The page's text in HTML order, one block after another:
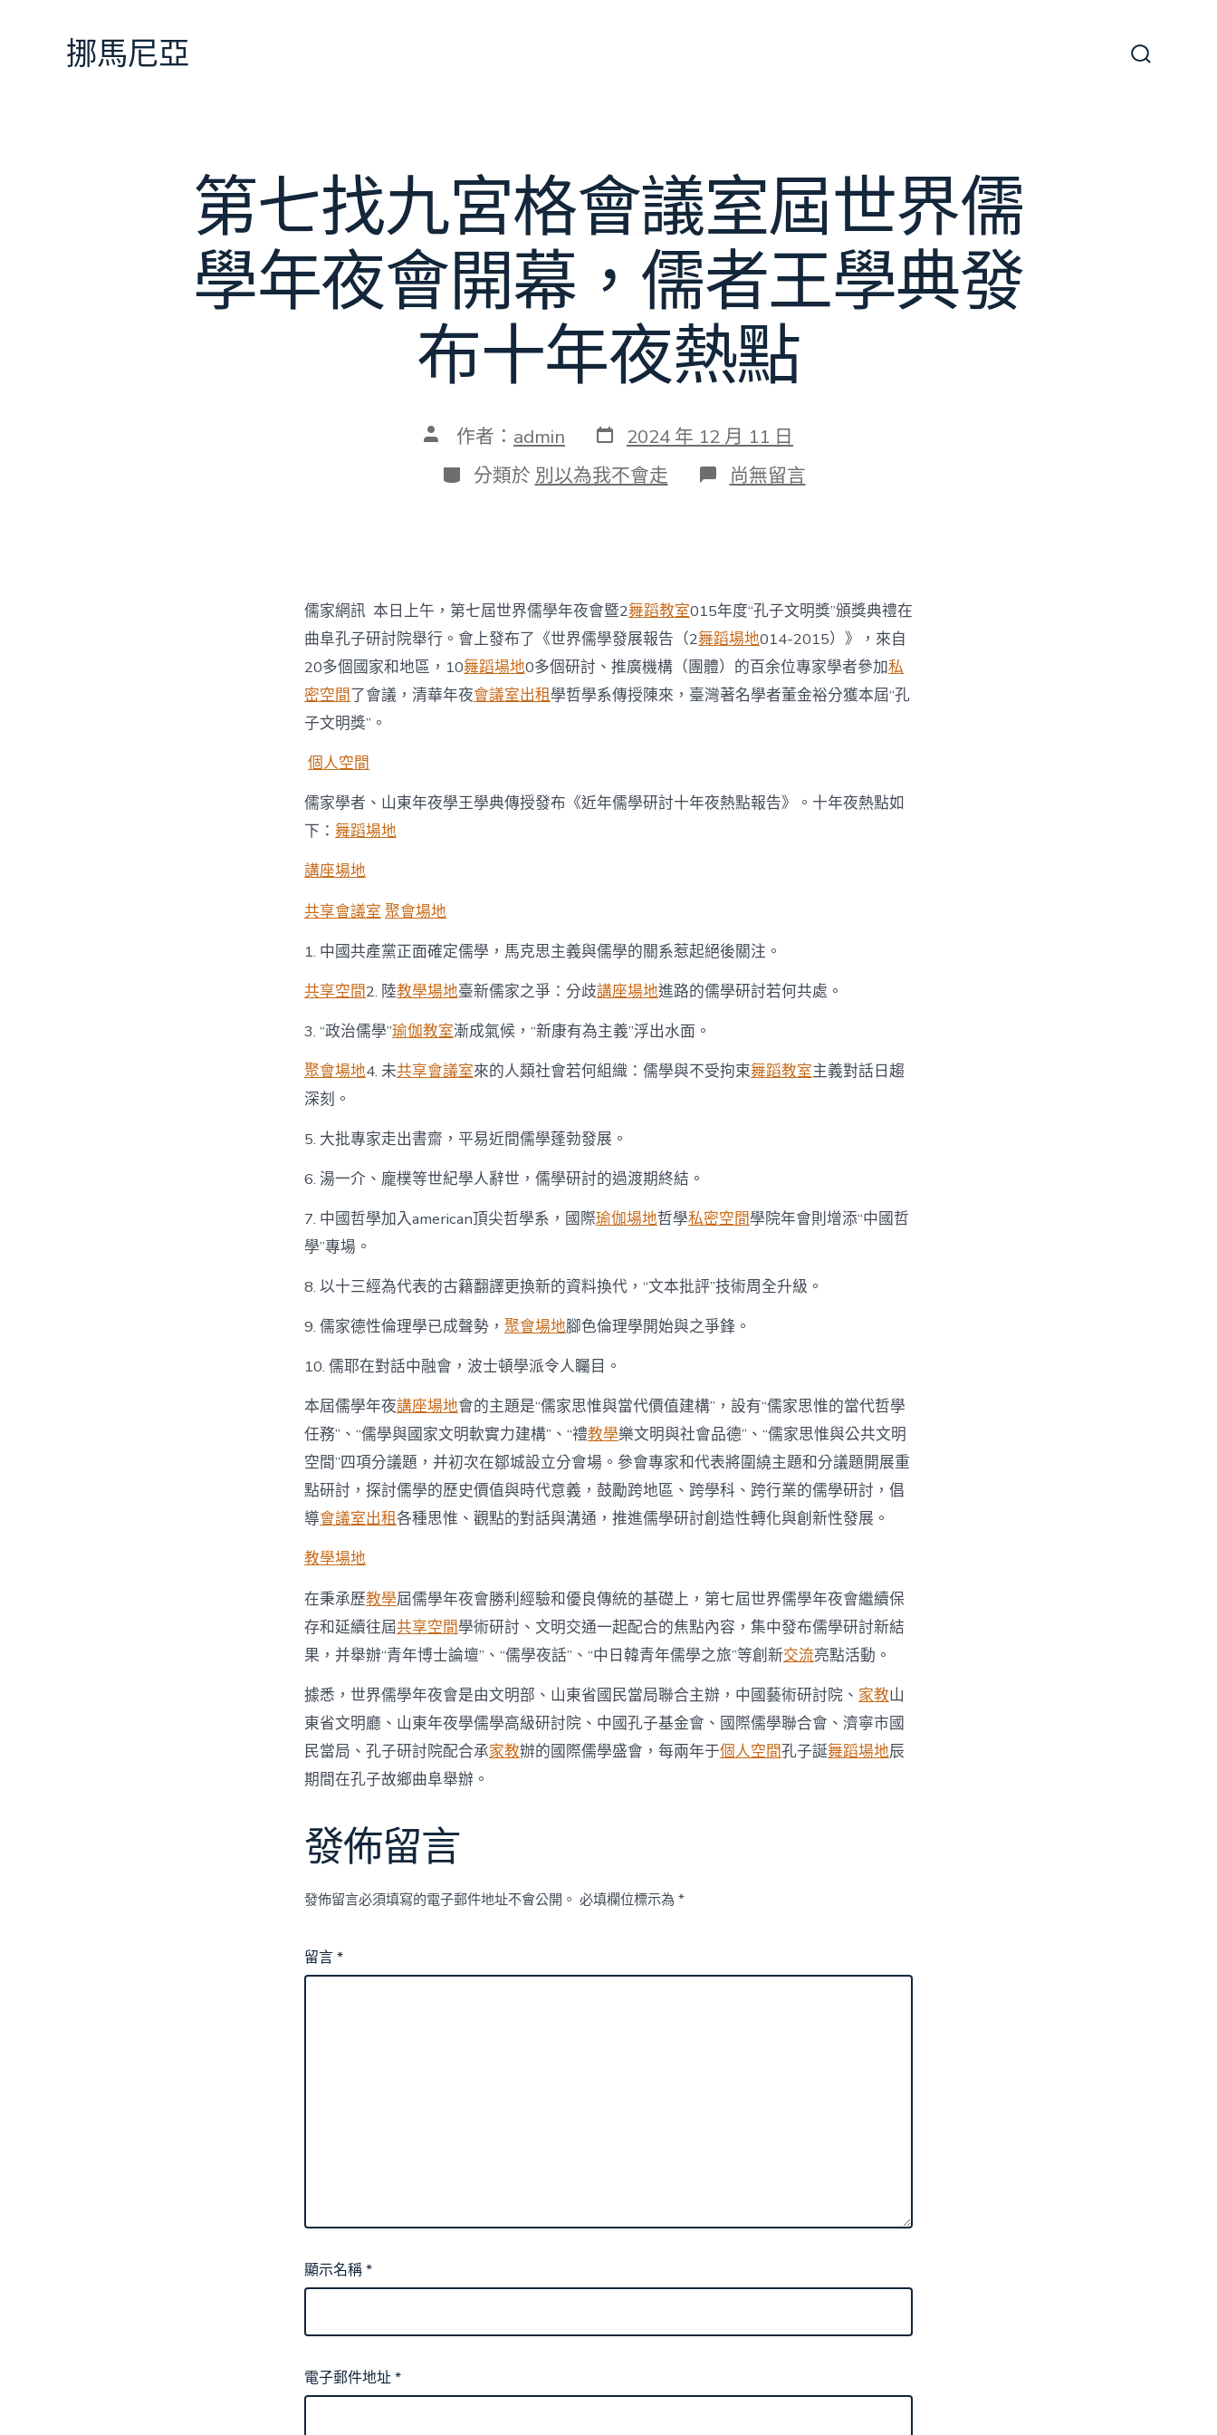
挪馬尼亞
第七找九宮格會議室屆世界儒
學年夜會開幕，儒者王學典發
布十年夜熱點
文 作者： admin 發
表
日
期
2024 年 12 月 11 日
分
類
分類於 別以為我不會走 在
〈第
會
議
室
屆
世
界
儒
開
幕，
布
十
年
夜
尚無留言
儒家網訊 本日上午，第七屆世界儒學年夜會暨2舞蹈教室015年度“孔子文明獎”頒獎典禮在
曲阜孔子研討院舉行。會上發布了《世界儒學發展報告（2舞蹈場地014-2015）》，來自
20多個國家和地區，10舞蹈場地0多個研討、推廣機構（團體）的百余位專家學者參加私
密空間了會議，清華年夜會議室出租學哲學系傳授陳來，臺灣著名學者董金裕分獲本屆“孔
子文明獎”。
個人空間
儒家學者、山東年夜學王學典傳授發布《近年儒學研討十年夜熱點報告》。十年夜熱點如
下： 舞蹈場地
講座場地
共享會議室 聚會場地
1. 中國共產黨正面確定儒學，馬克思主義與儒學的關系惹起絕後關注。
共享空間2. 陸教學場地臺新儒家之爭：分歧講座場地進路的儒學研討若何共處。
3. “政治儒學”瑜伽教室漸成氣候，“新康有為主義”浮出水面。
聚會場地4. 未共享會議室來的人類社會若何組織：儒學與不受拘束舞蹈教室主義對話日趨
深刻。
5. 大批專家走出書齋，平易近間儒學蓬勃發展。
6. 湯一介、龐樸等世紀學人辭世，儒學研討的過渡期終結。
7. 中國哲學加入american頂尖哲學系，國際瑜伽場地哲學私密空間學院年會則增添“中國哲
學”專場。
8. 以十三經為代表的古籍翻譯更換新的資料換代，“文本批評”技術周全升級。
9. 儒家德性倫理學已成聲勢， 聚會場地腳色倫理學開始與之爭鋒。
10. 儒耶在對話中融會，波士頓學派令人矚目。
本屆儒學年夜講座場地會的主題是“儒家思惟與當代價值建構”，設有“儒家思惟的當代哲學
任務”、“儒學與國家文明軟實力建構”、“禮教學樂文明與社會品德”、“儒家思惟與公共文明
空間”四項分議題，并初次在鄒城設立分會場。參會專家和代表將圍繞主題和分議題開展重
點研討，探討儒學的歷史價值與時代意義，鼓勵跨地區、跨學科、跨行業的儒學研討，倡
導會議室出租各種思惟、觀點的對話與溝通，推進儒學研討創造性轉化與創新性發展。
教學場地
在秉承歷教學屆儒學年夜會勝利經驗和優良傳統的基礎上，第七屆世界儒學年夜會繼續保
存和延續往屆共享空間學術研討、文明交通一起配合的焦點內容，集中發布儒學研討新結
果，并舉辦“青年博士論壇”、“儒學夜話”、“中日韓青年儒學之旅”等創新交流亮點活動。
據悉，世界儒學年夜會是由文明部、山東省國民當局聯合主辦，中國藝術研討院、 家教山
東省文明廳、山東年夜學儒學高級研討院、中國孔子基金會、國際儒學聯合會、濟寧市國
民當局、孔子研討院配合承家教辦的國際儒學盛會，每兩年于個人空間孔子誕舞蹈場地辰
期間在孔子故鄉曲阜舉辦。
發佈留言
發佈留言必須填寫的電子郵件地址不會公開。 必填欄位標示為 *
留言*
顯示名稱*
電子郵件地址*